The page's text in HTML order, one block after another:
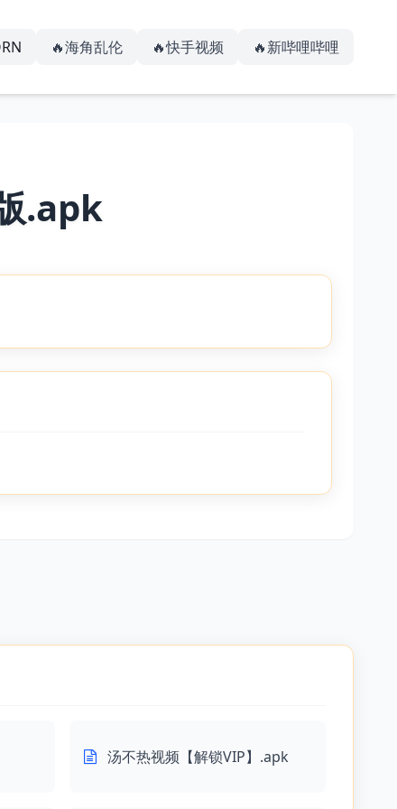
🔥海角乱伦 🔥快手视频 🔥新哔哩哔哩
.apk
汤不热视频【解锁VIP】.apk